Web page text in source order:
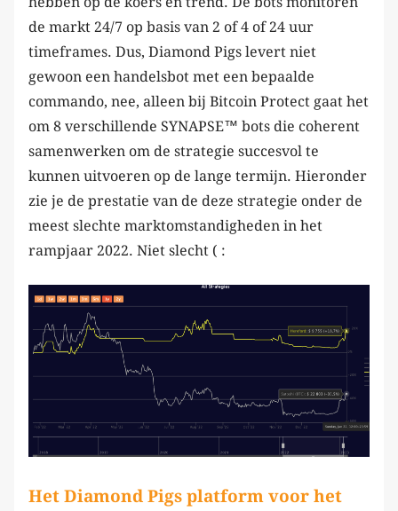
de markt 24/7 op basis van 2 of 4 of 24 uur
timeframes. Dus, Diamond Pigs levert niet
gewoon een handelsbot met een bepaalde
commando, nee, alleen bij Bitcoin Protect gaat het
om 8 verschillende SYNAPSE™ bots die coherent
samenwerken om de strategie succesvol te
kunnen uitvoeren op de lange termijn. Hieronder
zie je de prestatie van de deze strategie onder de
meest slechte marktomstandigheden in het
rampjaar 2022. Niet slecht ( :
Het Diamond Pigs platform voor het